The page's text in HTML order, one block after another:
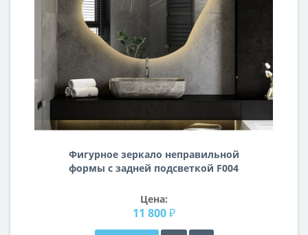
Фигурное зеркало неправильной
формы с задней подсветкой F004
Цена:
11 800 ₽